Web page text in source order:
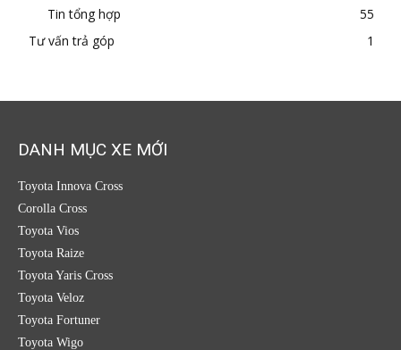
Tin tổng hợp
55
Tư vấn trả góp
1
DANH MỤC XE MỚI
Toyota Innova Cross
Corolla Cross
Toyota Vios
Toyota Raize
Toyota Yaris Cross
Toyota Veloz
Toyota Fortuner
Toyota Wigo